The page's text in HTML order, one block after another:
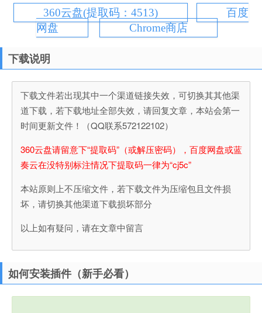
360云盘(提取码：4513)
百度
网盘
Chrome商店
下载说明
下载文件若出现其中一个渠道链接失效，可切换其其他渠
道下载，若下载地址全部失效，请回复文章，本站会第一
时间更新文件！（QQ联系572122102）
360云盘请留意下“提取码”（或解压密码），百度网盘或蓝
奏云在没特别标注情况下提取码一律为“cj5c”
本站原则上不压缩文件，若下载文件为压缩包且文件损
坏，请切换其他渠道下载损坏部分
以上如有疑问，请在文章中留言
如何安装插件（新手必看）